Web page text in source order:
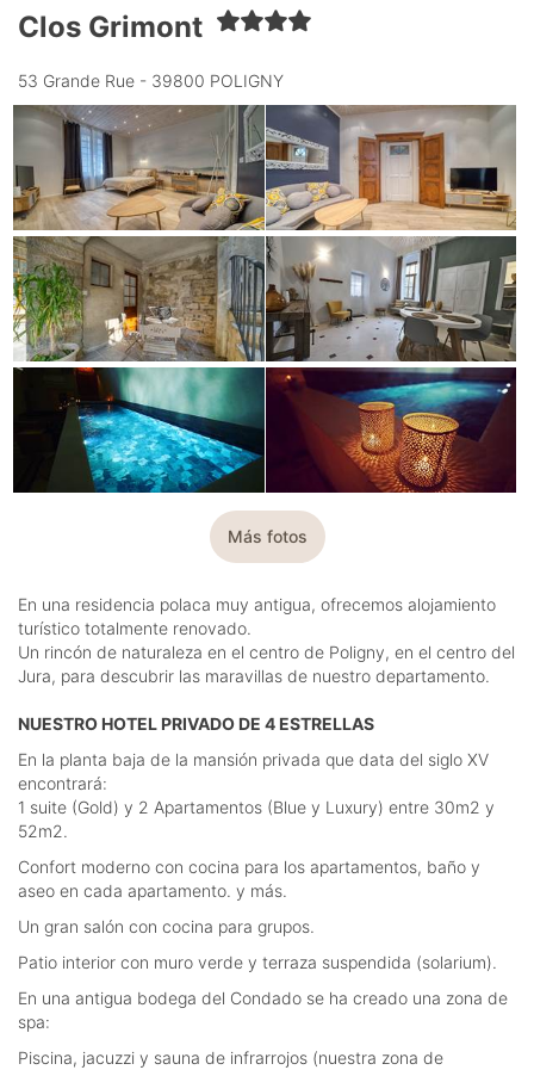
Clos Grimont
53 Grande Rue - 39800 POLIGNY
Más fotos
En una residencia polaca muy antigua, ofrecemos alojamiento
turístico totalmente renovado.
Un rincón de naturaleza en el centro de Poligny, en el centro del
Jura, para descubrir las maravillas de nuestro departamento.
NUESTRO HOTEL PRIVADO DE 4 ESTRELLAS
En la planta baja de la mansión privada que data del siglo XV
encontrará:
1 suite (Gold) y 2 Apartamentos (Blue y Luxury) entre 30m2 y
52m2.
Confort moderno con cocina para los apartamentos, baño y
aseo en cada apartamento. y más.
Un gran salón con cocina para grupos.
Patio interior con muro verde y terraza suspendida (solarium).
En una antigua bodega del Condado se ha creado una zona de
spa:
Piscina, jacuzzi y sauna de infrarrojos (nuestra zona de